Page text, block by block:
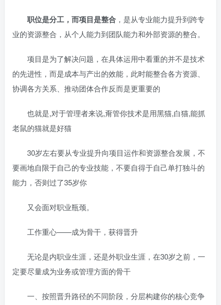
职位是分工，而项目是整合 ，是从专业能力提升到跨专
业的资源整合，从个人能力到团队能力和外部资源的整合。
项目是为了解决问题，在具体运用中看重的并不是技术
的先进性，而是成本与产出的效能，此时能整合各方资源、
协调各方关系、推动团体合作反而是更重要的
也就是,对于管理者来说,甭管你技术是用黑猫,白猫,能抓
老鼠的猫就是好猫
30岁左右要从专业提升向项目运作和资源整合发展，不
要画地自限于自己的专业技能，不要自得于自己单打独斗的
能力，否则过了35岁你
又会面对职业瓶颈。
工作重心——成为骨干，获得晋升
无论是内职业生涯，还是外职业生涯，在30岁之前，一
定要尽量成为业务或管理方面的骨干
一、按照晋升路径的不同阶段，分层构建你的核心竞争